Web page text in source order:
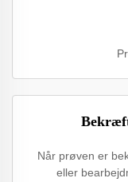
Når prøven er
eller